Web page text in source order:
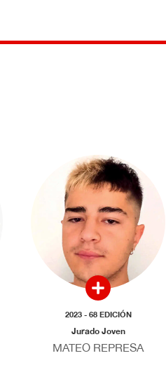
2023 - 68 EDICIÓN
Jurado Joven
MATEO REPRESA